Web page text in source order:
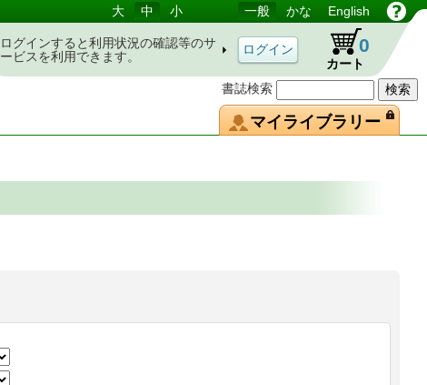
書誌検索
大 中 小 一般 かな English
ログインすると利用状況の確認等のサ
ービスを利用できます。
カート
0
マイライブラリー